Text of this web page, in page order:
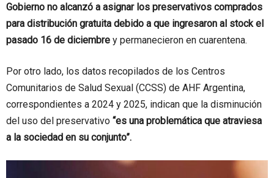
Gobierno no alcanzó a asignar los preservativos comprados
para distribución gratuita debido a que ingresaron al stock el
pasado 16 de diciembre y permanecieron en cuarentena.
Por otro lado, los datos recopilados de los Centros
Comunitarios de Salud Sexual (CCSS) de AHF Argentina,
correspondientes a 2024 y 2025, indican que la disminución
del uso del preservativo “es una problemática que atraviesa
a la sociedad en su conjunto”.